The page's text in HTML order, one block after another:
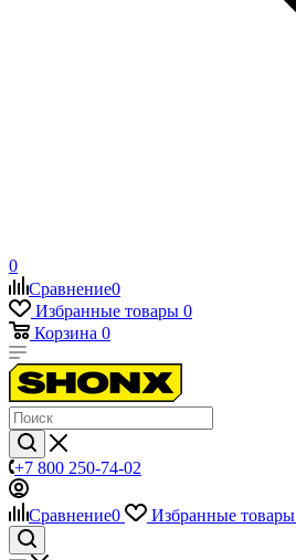
0
Сравнение0
Избранные товары 0
Корзина 0
+7 800 250-74-02
Сравнение0 Избранные товары